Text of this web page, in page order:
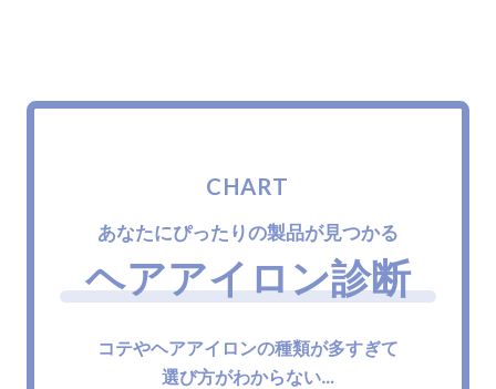
CHART
あなたにぴったりの製品が見つかる
ヘアアイロン診断
コテやヘアアイロンの種類が多すぎて
選び方がわからない…